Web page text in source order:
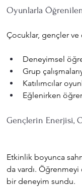
Oyunlarla
Çocuklar, gençler
Deneyimsel
Grup
Katılımcılar
Eğlenirken
Gençlerin Enerjisi,
Etkinlik boyunca
da vardı.
bir deneyim sundu.